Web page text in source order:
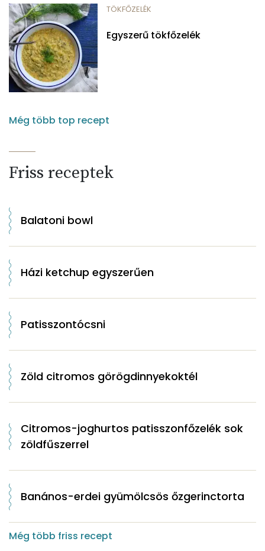
TÖKFŐZELÉK
Egyszerű tökfőzelék
Még több top recept
Friss receptek
Balatoni bowl
Házi ketchup egyszerűen
Patisszontócsni
Zöld citromos görögdinnyekoktél
Citromos-joghurtos patisszonfőzelék sok
zöldfűszerrel
Banános-erdei gyümölcsös őzgerinctorta
Még több friss recept